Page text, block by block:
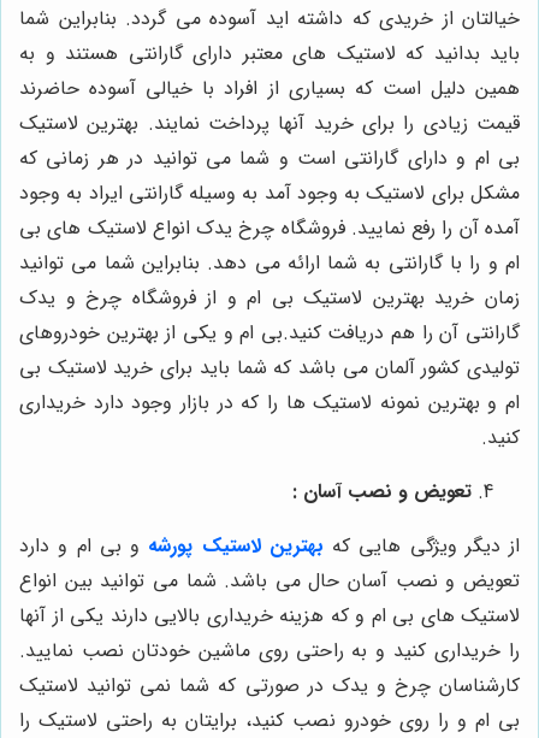
خیالتان از خریدی که داشته اید آسوده می گردد. بنابراین شما
باید بدانید که لاستیک های معتبر دارای گارانتی هستند و به
همین دلیل است که بسیاری از افراد با خیالی آسوده حاضرند
قیمت زیادی را برای خرید آنها پرداخت نمایند. بهترین لاستیک
بی ام و دارای گارانتی است و شما می توانید در هر زمانی که
مشکل برای لاستیک به وجود آمد به وسیله گارانتی ایراد به وجود
آمده آن را رفع نمایید. فروشگاه چرخ یدک انواع لاستیک های بی
ام و را با گارانتی به شما ارائه می دهد. بنابراین شما می توانید
زمان خرید بهترین لاستیک بی ام و از فروشگاه چرخ و یدک
گارانتی آن را هم دریافت کنید.بی ام و یکی از بهترین خودروهای
تولیدی کشور آلمان می باشد که شما باید برای خرید لاستیک بی
ام و بهترین نمونه لاستیک ها را که در بازار وجود دارد خریداری
کنید.
تعویض و نصب آسان :
از دیگر ویژگی ‌هایی که بهترین لاستیک پورشه و بی ام و دارد
تعویض و نصب آسان حال می باشد. شما می توانید بین انواع
لاستیک های بی ام و که هزینه خریداری بالایی دارند یکی از آنها
را خریداری کنید و به راحتی روی ماشین خودتان نصب نمایید.
کارشناسان چرخ و یدک در صورتی که شما نمی توانید لاستیک
بی ام و را روی خودرو نصب کنید، برایتان به راحتی لاستیک را